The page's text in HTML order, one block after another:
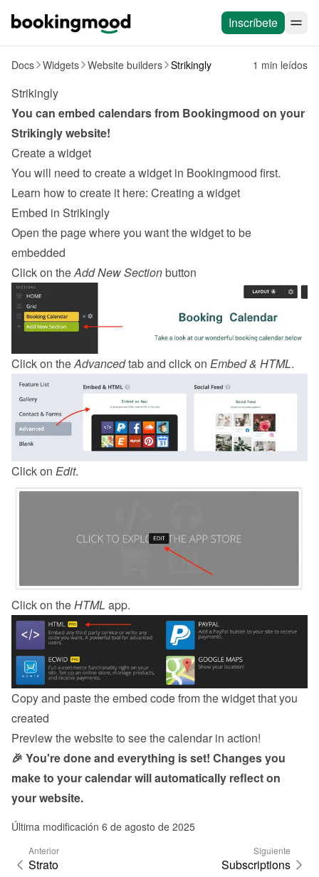
Inscríbete
Docs Widgets Website builders Strikingly 1 min leídos
Strikingly
Strikingly website!
Create a widget
You will need to create a widget in Bookingmood first.
Learn how to create it here: Creating a widget
Embed in Strikingly
Open the page where you want the widget to be
embedded
Click on the Add New Section button
Click on the Advanced tab and click on Embed & HTML.
Click on Edit.
Click on the HTML app.
Copy and paste the embed code from the widget that you
created
Preview the website to see the calendar in action!
🎉 You're done and everything is set! Changes you
make to your calendar will automatically reflect on
your website.
Última modificación 6 de agosto de 2025
Anterior
Strato
Siguiente
Subscriptions